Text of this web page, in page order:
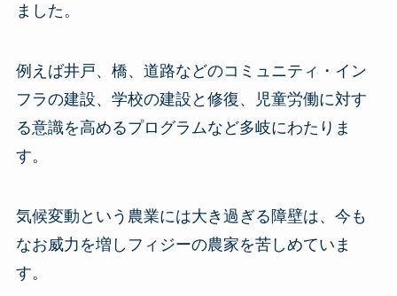
ました。
例えば井戸、橋、道路などのコミュニティ・イン
フラの建設、学校の建設と修復、児童労働に対す
る意識を高めるプログラムなど多岐にわたりま
す。
気候変動という農業には大き過ぎる障壁は、今も
なお威力を増しフィジーの農家を苦しめていま
す。